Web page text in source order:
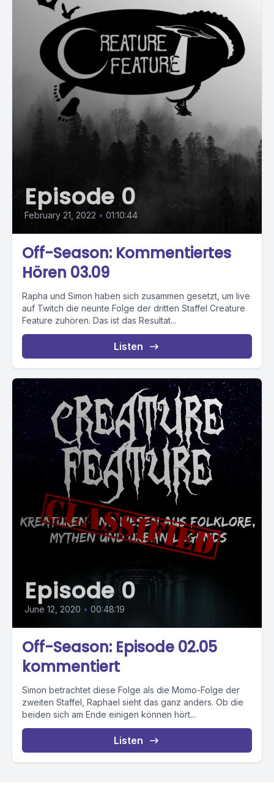
Episode 0
February 21, 2022 • 01:10:44
Off-Season: Kommentiertes
Hören 03.09
Rapha und Simon haben sich zusammen gesetzt, um live
auf Twitch die neunte Folge der dritten Staffel Creature
Feature zuhören. Das ist das Resultat...
Listen
Episode 0
June 12, 2020 • 00:48:19
Off-Season: Episode 02.05
kommentiert
Simon betrachtet diese Folge als die Momo-Folge der
zweiten Staffel, Raphael sieht das ganz anders. Ob die
beiden sich am Ende einigen können hört...
Listen